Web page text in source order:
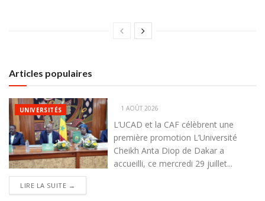
Articles populaires
UNIVERSITÉS 1 AOÛT 2026
L’UCAD et la CAF célèbrent une
première promotion L’Université
Cheikh Anta Diop de Dakar a
accueilli, ce mercredi 29 juillet...
LIRE LA SUITE →